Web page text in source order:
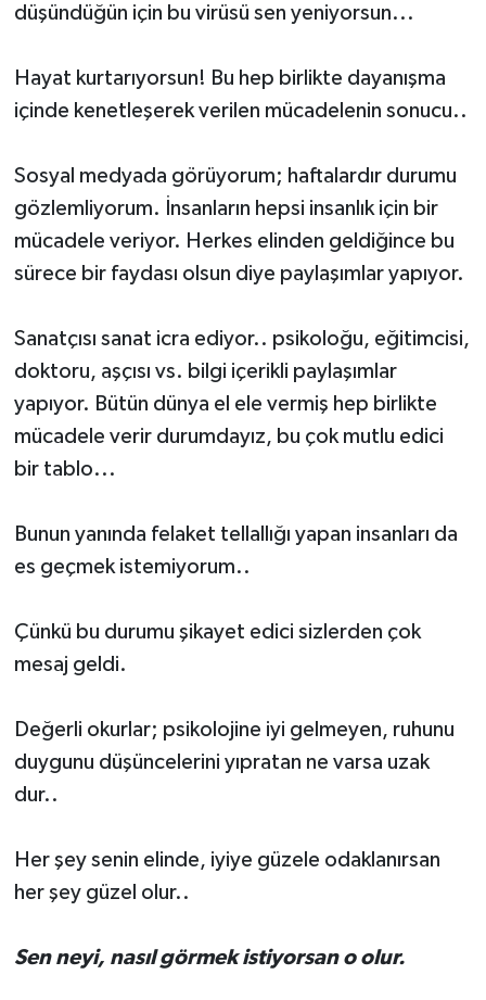
düşündüğün için bu virüsü sen yeniyorsun...
Hayat kurtarıyorsun! Bu hep birlikte dayanışma
içinde kenetleşerek verilen mücadelenin sonucu..
Sosyal medyada görüyorum; haftalardır durumu
gözlemliyorum. İnsanların hepsi insanlık için bir
mücadele veriyor. Herkes elinden geldiğince bu
sürece bir faydası olsun diye paylaşımlar yapıyor.
Sanatçısı sanat icra ediyor.. psikoloğu, eğitimcisi,
doktoru, aşçısı vs. bilgi içerikli paylaşımlar
yapıyor. Bütün dünya el ele vermiş hep birlikte
mücadele verir durumdayız, bu çok mutlu edici
bir tablo...
Bunun yanında felaket tellallığı yapan insanları da
es geçmek istemiyorum..
Çünkü bu durumu şikayet edici sizlerden çok
mesaj geldi.
Değerli okurlar; psikolojine iyi gelmeyen, ruhunu
duygunu düşüncelerini yıpratan ne varsa uzak
dur..
Her şey senin elinde, iyiye güzele odaklanırsan
her şey güzel olur..
Sen neyi, nasıl görmek istiyorsan o olur.